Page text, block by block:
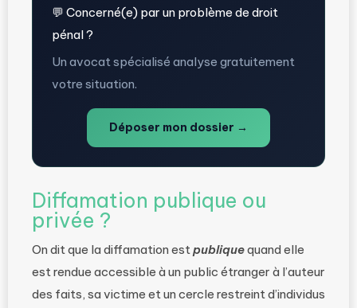
💬 Concerné(e) par un problème de droit
pénal ?
Un avocat spécialisé analyse gratuitement
votre situation.
Déposer mon dossier →
Diffamation publique ou
privée ?
On dit que la diffamation estpubliquequand elle
est rendue accessible à un public étranger à l’auteur
des faits, sa victime et un cercle restreint d’individus